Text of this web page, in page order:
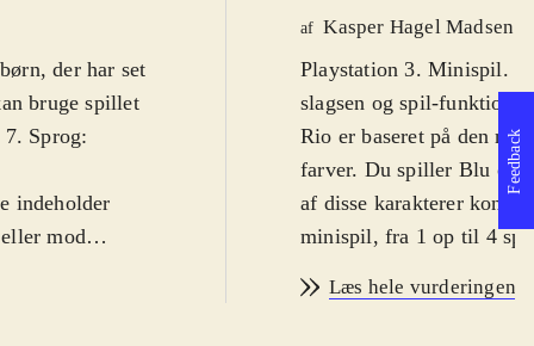
der har set
bruge spillet
Sprog:
indeholder
mod
af Kasper Hagel Madsen
Playstation 3. Minispil.
slagsen og spil-
Rio er baseret på den
farver. Du spiller Blu og
af disse karakterer
minispil, fra 1 op til 4
spille høvdingebold og i
Læs hele vurderingen
Feedback